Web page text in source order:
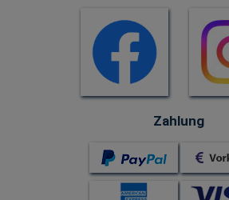
Zahlung